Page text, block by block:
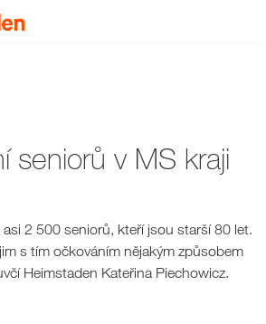
seniorů v MS kraji
asi 2 500 seniorů, kteří jsou starší 80 let.
s tím očkováním nějakým způsobem
Heimstaden Kateřina Piechowicz.